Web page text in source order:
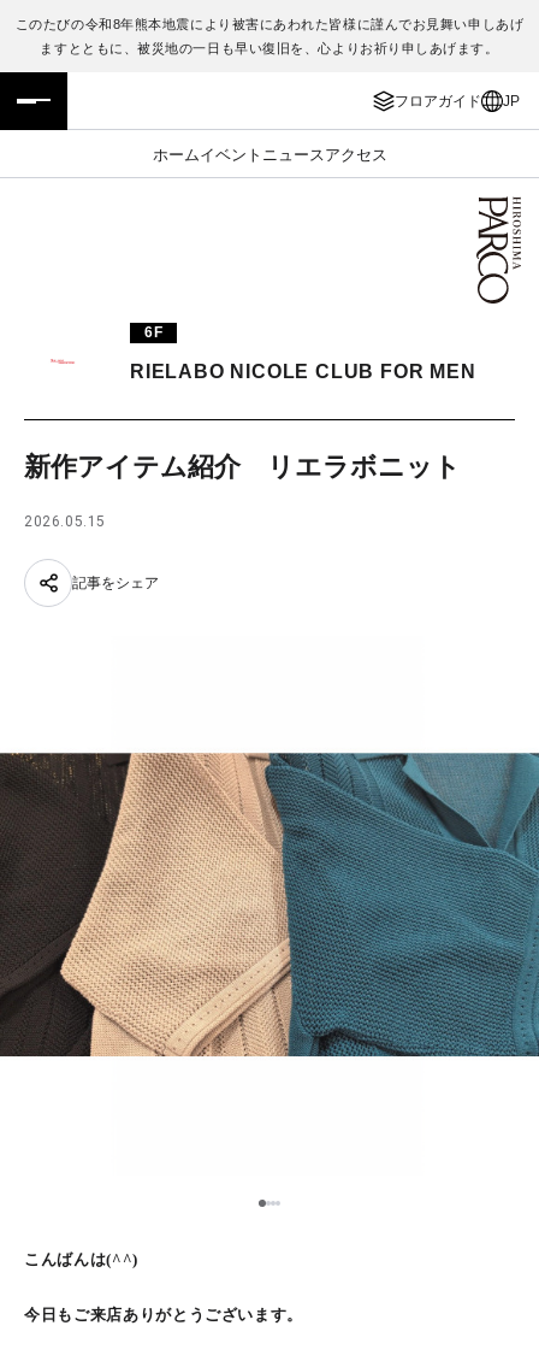
このたびの令和8年熊本地震により被害にあわれた皆様に謹んでお見舞い申しあげ
ますとともに、被災地の一日も早い復旧を、心よりお祈り申しあげます。
フロアガイド JP
ホームイベント ニュース アクセス
フロアガイド
施設案内・アクセス
TAX FREE
ENGLISH
繁体字
日本語
6F
RIELABO NICOLE CLUB FOR MEN
新作アイテム紹介 リエラボニット
2026.05.15
記事をシェア
123
こんばんは(^^)
今日もご来店ありがとうございます。